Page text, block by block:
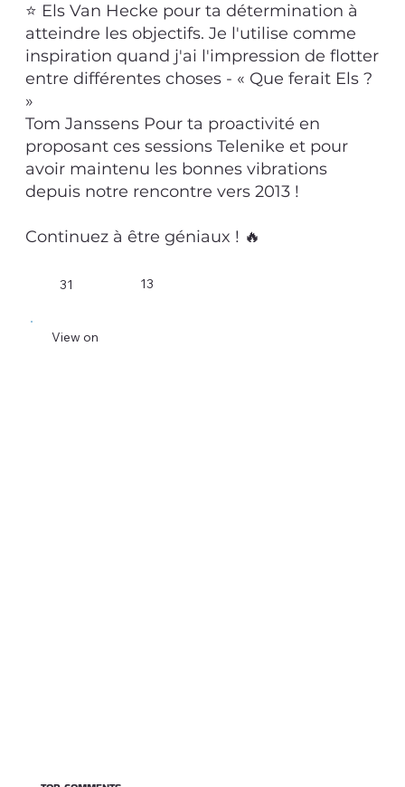
⭐ Els Van Hecke pour ta détermination à
atteindre les objectifs. Je l'utilise comme
inspiration quand j'ai l'impression de flotter
entre différentes choses - « Que ferait Els ?
»
Tom Janssens Pour ta proactivité en
proposant ces sessions Telenike et pour
avoir maintenu les bonnes vibrations
depuis notre rencontre vers 2013 !
Continuez à être géniaux ! 🔥
31 13
View on